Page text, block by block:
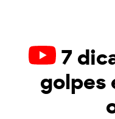
7
golpes